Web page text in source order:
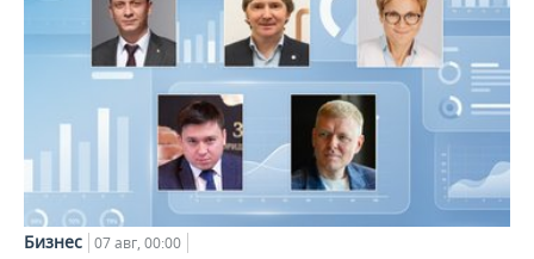
Бизнес 07 авг, 00:00